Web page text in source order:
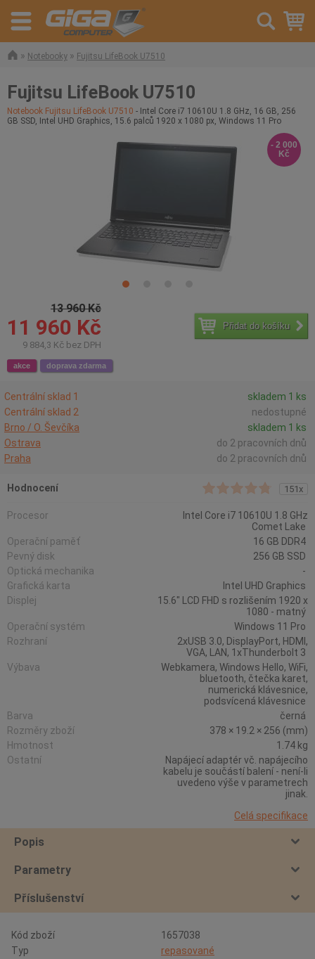
» Notebooky » Fujitsu LifeBook U7510
Fujitsu LifeBook U7510
Notebook Fujitsu LifeBook U7510 - Intel Core i7 10610U 1.8 GHz, 16 GB, 256
GB SSD, Intel UHD Graphics, 15.6 palců 1920 x 1080 px, Windows 11 Pro
13 960 Kč
11 960 Kč
9 884,3 Kč bez DPH
Přidat do košíku
akce doprava zdarma
- 2 000
Kč
Centrální sklad 1
skladem 1 ks
Centrální sklad 2
nedostupné
Brno / O. Ševčíka
skladem 1 ks
Ostrava
do 2 pracovních dnů
Praha
do 2 pracovních dnů
Hodnocení 151x
Procesor
Intel Core i7 10610U 1.8 GHz
Comet Lake
Operační paměť
16 GB DDR4
Pevný disk
256 GB SSD
Optická mechanika
-
Grafická karta
Intel UHD Graphics
Displej
15.6" LCD FHD s rozlišením 1920 x
1080 - matný
Operační systém
Windows 11 Pro
Rozhraní
2xUSB 3.0, DisplayPort, HDMI,
VGA, LAN, 1xThunderbolt 3
Výbava
Webkamera, Windows Hello, WiFi,
bluetooth, čtečka karet,
numerická klávesnice,
podsvícená klávesnice
Barva
černá
Rozměry zboží
378 × 19.2 × 256 (mm)
Hmotnost
1.74 kg
Ostatní
Napájecí adaptér vč. napájecího
kabelu je součástí balení - není-li
uvedeno výše v parametrech
jinak.
Celá specifikace
Popis
Parametry
Příslušenství
Kód zboží
1657038
Typ
repasované